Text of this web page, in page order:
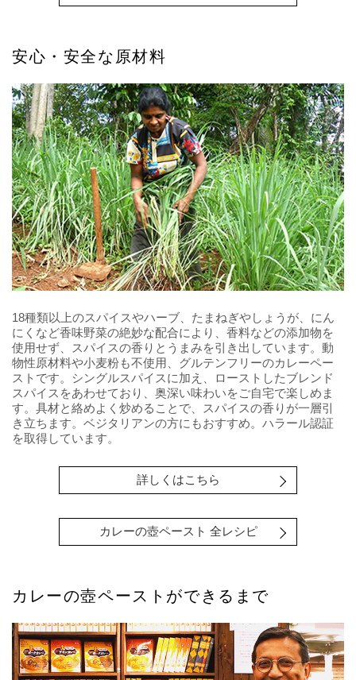
安心・安全な原材料
18種類以上のスパイスやハーブ、たまねぎやしょうが、にん
にくなど香味野菜の絶妙な配合により、香料などの添加物を
使用せず、スパイスの香りとうまみを引き出しています。動
物性原材料や小麦粉も不使用、グルテンフリーのカレーペー
ストです。シングルスパイスに加え、ローストしたブレンド
スパイスをあわせており、奥深い味わいをご自宅で楽しめま
す。具材と絡めよく炒めることで、スパイスの香りが一層引
き立ちます。ベジタリアンの方にもおすすめ。ハラール認証
を取得しています。
詳しくはこちら
カレーの壺ペースト 全レシピ
カレーの壺ペーストができるまで